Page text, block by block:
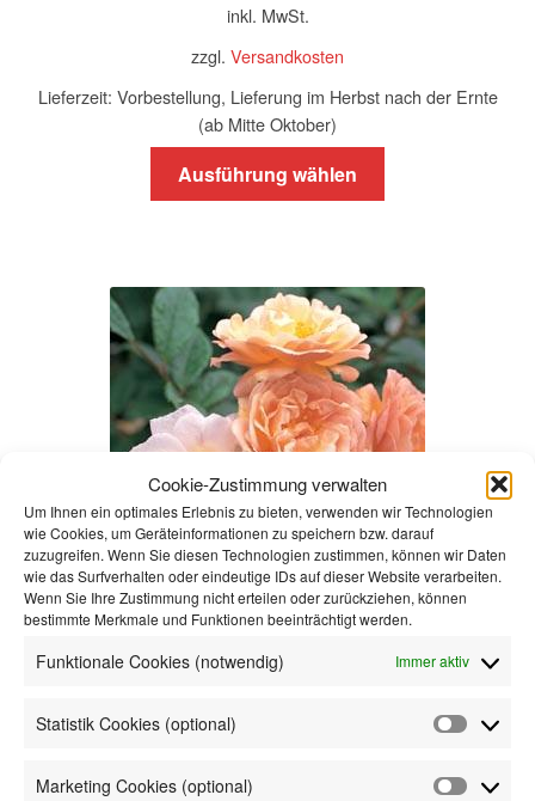
Cookie-Zustimmung verwalten
Um Ihnen ein optimales Erlebnis zu bieten, verwenden wir Technologien
wie Cookies, um Geräteinformationen zu speichern bzw. darauf
zuzugreifen. Wenn Sie diesen Technologien zustimmen, können wir Daten
wie das Surfverhalten oder eindeutige IDs auf dieser Website verarbeiten.
Wenn Sie Ihre Zustimmung nicht erteilen oder zurückziehen, können
bestimmte Merkmale und Funktionen beeinträchtigt werden.
Funktionale Cookies (notwendig) Immer aktiv
Statistik Cookies (optional)
Statistik
Marketing Cookies (optional)
inkl. MwSt.
zzgl. Versandkosten
Lieferzeit: Vorbestellung, Lieferung im Herbst nach der Ernte
(ab Mitte Oktober)
Ausführung wählen
Varianten
auf.
Die
Optionen
können
auf
der
Produktseite
gewählt
werden
13,50
inkl. MwSt.